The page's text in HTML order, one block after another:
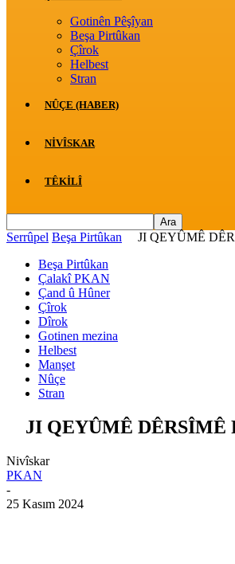
Gotinên Pêşîyan
Beşa Pirtûkan
Çîrok
Helbest
Stran
NÛÇE (HABER)
NIVÎSKAR
TÊKILÎ
Serrûpel Beşa Pirtûkan
JI QEYÛMÊ
Beşa Pirtûkan
Çalakî PKAN
Çand û Hûner
Çîrok
Dîrok
Gotinen mezina
Helbest
Manşet
Nûçe
Stran
JI QEYÛMÊ DÊRSÎMÊ
Nivîskar
PKAN
-
25 Kasım 2024